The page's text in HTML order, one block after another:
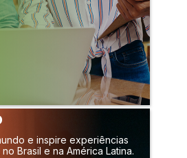
e inspire experiências
Brasil e na América Latina.